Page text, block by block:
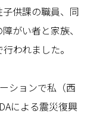
供課の職員、同
がい者と家族、
われました。
ションで私（西
による震災復興